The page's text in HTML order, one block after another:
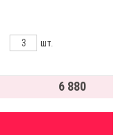
шт.
6 880